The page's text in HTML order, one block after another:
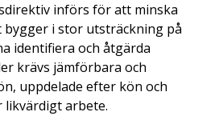
införs för att minska
bygger i stor utsträckning på
identifiera och åtgärda
krävs jämförbara och
uppdelade efter kön och
likvärdigt arbete.